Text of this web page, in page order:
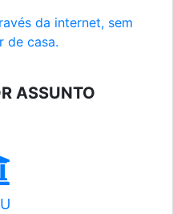
da internet, sem
de casa.
ASSUNTO